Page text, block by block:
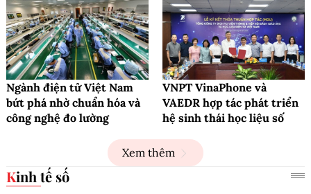
Ngành điện tử Việt Nam
bứt phá nhờ chuẩn hóa và
công nghệ đo lường
VNPT VinaPhone và
VAEDR hợp tác phát triển
hệ sinh thái học liệu số
Xem thêm
Kinh tế số